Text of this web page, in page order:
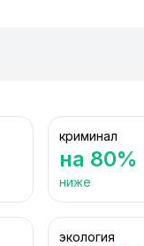
криминал
на 80%
ниже
экология